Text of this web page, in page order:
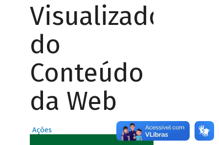
Visualizador
do
Conteúdo
da Web
Ações